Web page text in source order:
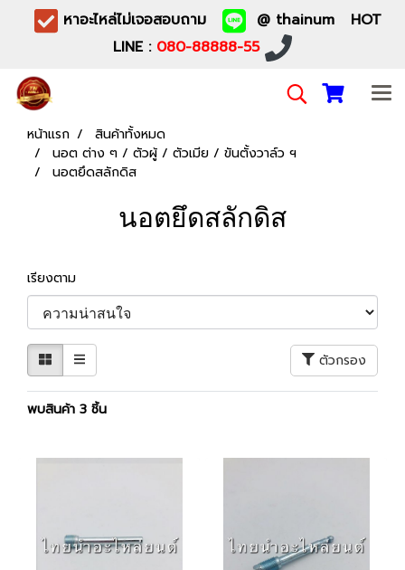
หาอะไหล่ไม่เจอสอบถาม
@ thainum HOT
LINE : 080-88888-55
หน้าแรก
สินค้าทั้งหมด
นอต ต่าง ๆ / ตัวผู้ / ตัวเมีย / ขันตั้งวาล์ว ฯ
นอตยึดสลักดิส
นอตยึดสลักดิส
เรียงตาม
ตัวกรอง
พบสินค้า 3 ชิ้น